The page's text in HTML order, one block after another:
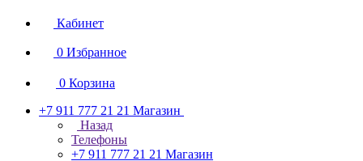
Кабинет
0 Избранное
0 Корзина
+7 911 777 21 21 Магазин
Назад
Телефоны
+7 911 777 21 21 Магазин